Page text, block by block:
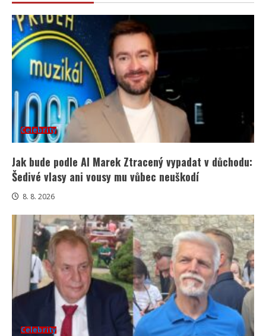
Celebrity
Jak bude podle AI Marek Ztracený vypadat v důchodu:
Šedivé vlasy ani vousy mu vůbec neuškodí
8. 8. 2026
Celebrity